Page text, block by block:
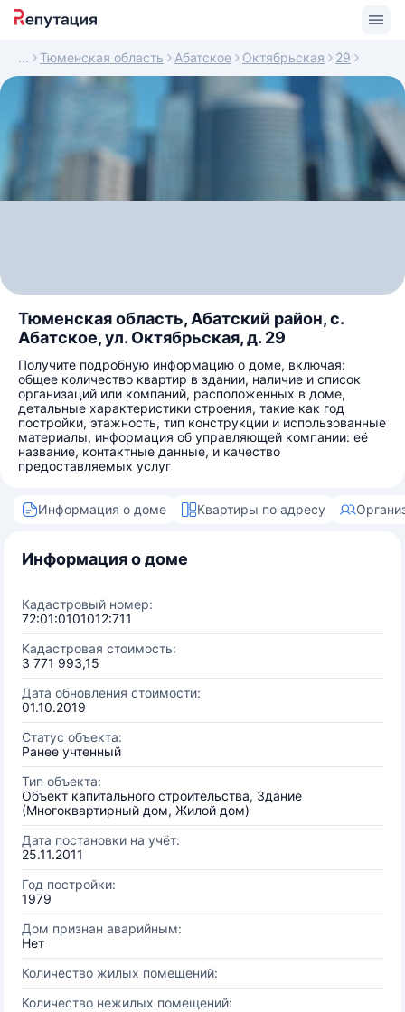
Тюменская область Абатское Октябрьская 29
Тюменская область, Абатский район, с.
Абатское, ул. Октябрьская, д. 29
Получите подробную информацию о доме, включая:
общее количество квартир в здании, наличие и список
организаций или компаний, расположенных в доме,
детальные характеристики строения, такие как год
постройки, этажность, тип конструкции и использованные
материалы, информация об управляющей компании: её
название, контактные данные, и качество
предоставляемых услуг
Информация о доме Квартиры по адресу
Информация о доме
Кадастровый номер:
72:01:0101012:711
Кадастровая стоимость:
3 771 993,15
Дата обновления стоимости:
01.10.2019
Статус объекта:
Ранее учтенный
Тип объекта:
Объект капитального строительства, Здание
(Многоквартирный дом, Жилой дом)
Дата постановки на учёт:
25.11.2011
Год постройки:
1979
Дом признан аварийным:
Нет
Количество жилых помещений:
Количество нежилых помещений: